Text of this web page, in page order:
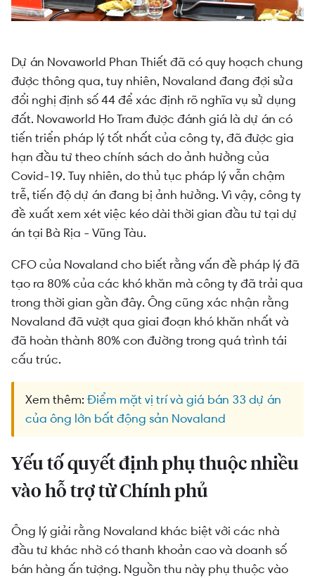
Dự án Novaworld Phan Thiết đã có quy hoạch chung
được thông qua, tuy nhiên, Novaland đang đợi sửa
đổi nghị định số 44 để xác định rõ nghĩa vụ sử dụng
đất. Novaworld Ho Tram được đánh giá là dự án có
tiến triển pháp lý tốt nhất của công ty, đã được gia
hạn đầu tư theo chính sách do ảnh hưởng của
Covid-19. Tuy nhiên, do thủ tục pháp lý vẫn chậm
trễ, tiến độ dự án đang bị ảnh hưởng. Vì vậy, công ty
đề xuất xem xét việc kéo dài thời gian đầu tư tại dự
án tại Bà Rịa - Vũng Tàu.
CFO của Novaland cho biết rằng vấn đề pháp lý đã
tạo ra 80% của các khó khăn mà công ty đã trải qua
trong thời gian gần đây. Ông cũng xác nhận rằng
Novaland đã vượt qua giai đoạn khó khăn nhất và
đã hoàn thành 80% con đường trong quá trình tái
cấu trúc.
Xem thêm: Điểm mặt vị trí và giá bán 33 dự án
của ông lớn bất động sản Novaland
Yếu tố quyết định phụ thuộc nhiều
vào hỗ trợ từ Chính phủ
Ông lý giải rằng Novaland khác biệt với các nhà
đầu tư khác nhờ có thanh khoản cao và doanh số
bán hàng ấn tượng. Nguồn thu này phụ thuộc vào